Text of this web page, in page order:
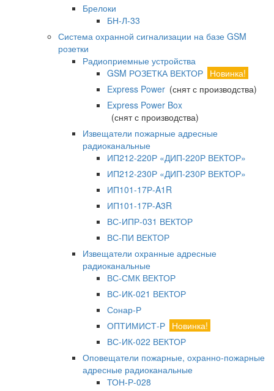
Брелоки
БН-Л-33
Система охранной сигнализации на базе GSM
розетки
Радиоприемные устройства
GSM РОЗЕТКА ВЕКТОР Новинка!
Express Power (снят с производства)
Express Power Box
(снят с производства)
Извещатели пожарные адресные
радиоканальные
ИП212-220Р «ДИП-220Р ВЕКТОР»
ИП212-230Р «ДИП-230Р ВЕКТОР»
ИП101-17Р-A1R
ИП101-17Р-A3R
ВС-ИПР-031 ВЕКТОР
ВС-ПИ ВЕКТОР
Извещатели охранные адресные
радиоканальные
ВС-СМК ВЕКТОР
ВС-ИК-021 ВЕКТОР
Сонар-Р
ОПТИМИСТ-Р Новинка!
ВС-ИК-022 ВЕКТОР
Оповещатели пожарные, охранно-пожарные
адресные радиоканальные
ТОН-Р-028